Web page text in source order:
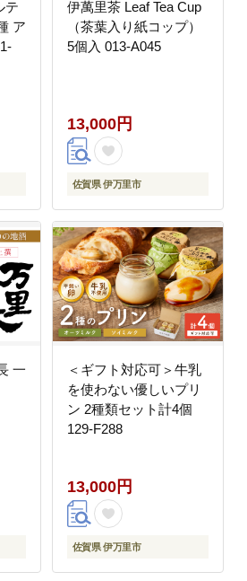
テ
ア
伊萬里茶 Leaf Tea Cup
（茶葉入り紙コップ）
5個入 013-A045
13,000円
佐賀県 伊万里市
一
＜ギフト対応可＞牛乳
を使わない優しいプリ
ン 2種類セット計4個
129-F288
13,000円
佐賀県 伊万里市